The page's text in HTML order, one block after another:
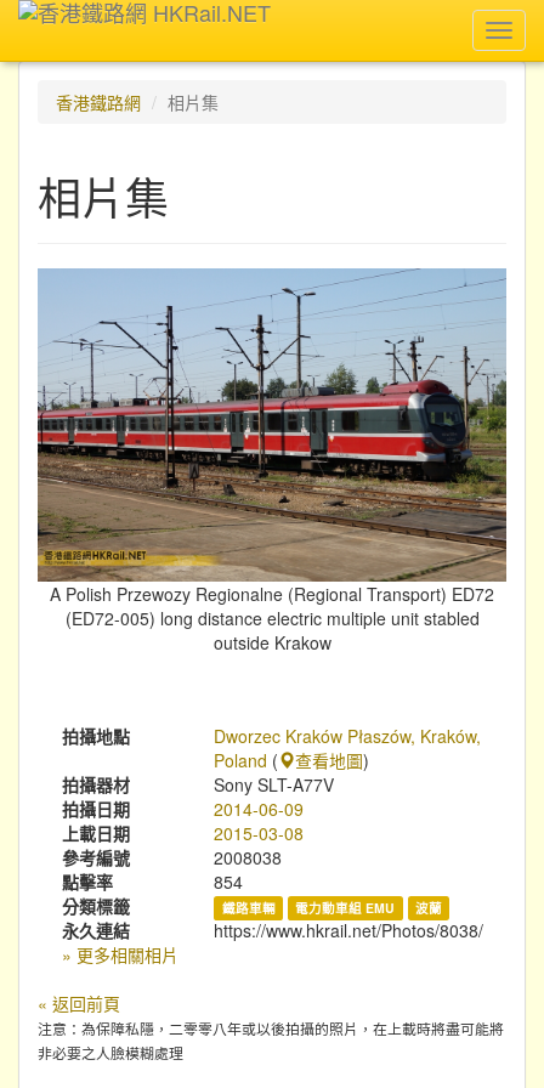
香港鐵路網
相片集
相片集
A Polish Przewozy Regionalne (Regional Transport) ED72
(ED72-005) long distance electric multiple unit stabled
outside Krakow
拍攝地點
Dworzec Kraków Płaszów, Kraków,
Poland ( 查看地圖)
拍攝器材
Sony SLT-A77V
拍攝日期
2014-06-09
上載日期
2015-03-08
參考編號
2008038
點擊率
854
分類標籤
鐵路車輛 電力動車組 EMU 波蘭
永久連結
https://www.hkrail.net/Photos/8038/
» 更多相關相片
« 返回前頁
注意：為保障私隱，二零零八年或以後拍攝的照片，在上載時將盡可能將
非必要之人臉模糊處理